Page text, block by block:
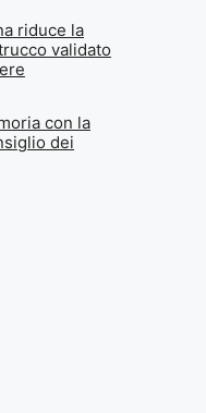
riduce la
validato
con la
dei